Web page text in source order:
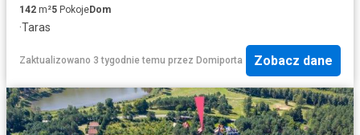
142 m²5 PokojeDom
·Taras
Zaktualizowano 3 tygodnie temu przez Domiporta Zobacz dane